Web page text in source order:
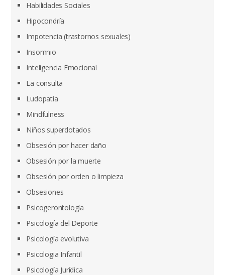
Habilidades Sociales
Hipocondría
Impotencia (trastornos sexuales)
Insomnio
Inteligencia Emocional
La consulta
Ludopatía
Mindfulness
Niños superdotados
Obsesión por hacer daño
Obsesión por la muerte
Obsesión por orden o limpieza
Obsesiones
Psicogerontología
Psicología del Deporte
Psicología evolutiva
Psicologia Infantil
Psicología Jurídica